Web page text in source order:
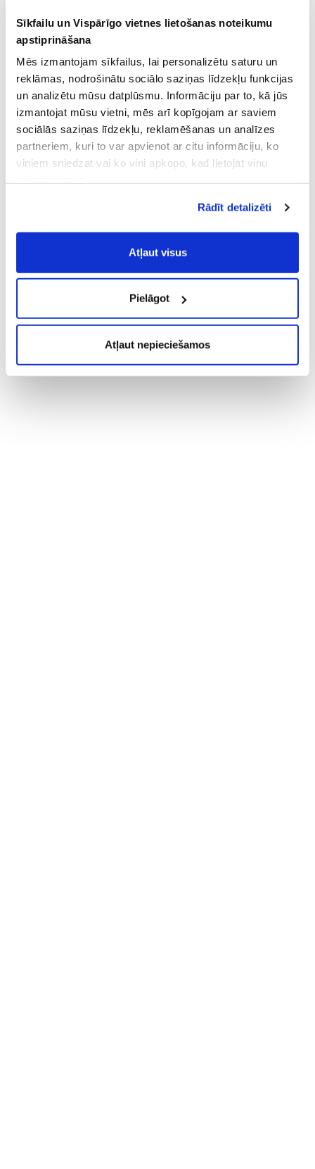
Sīkfailu un Vispārīgo vietnes lietošanas noteikumu
apstiprināšana
Mēs izmantojam sīkfailus, lai personalizētu saturu un
reklāmas, nodrošinātu sociālo saziņas līdzekļu funkcijas
un analizētu mūsu datplūsmu. Informāciju par to, kā jūs
izmantojat mūsu vietni, mēs arī kopīgojam ar saviem
sociālās saziņas līdzekļu, reklamēšanas un analīzes
partneriem, kuri to var apvienot ar citu informāciju, ko
viņiem sniedzat vai ko viņi apkopo, kad lietojat viņu
Vispārīgiem vietnes lietošanas
noteikumiem(saīsināti - VVLN).
Rādīt detalizēti
Atļaut visus
Pielāgot
Atļaut nepieciešamos